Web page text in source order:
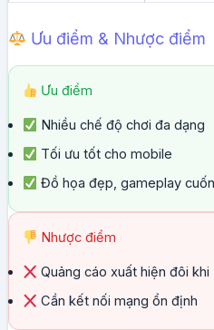
Ưu điểm & Nhược điểm
Ưu điểm
Nhiều chế độ chơi đa dạng
Tối ưu tốt cho mobile
Đồ họa đẹp, gameplay
Nhược điểm
Quảng cáo xuất hiện đôi khi
Cần kết nối mạng ổn định